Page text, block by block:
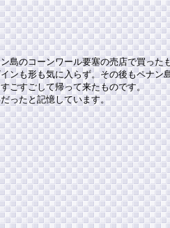
島のコーンワール要塞の売店で買った
ンも形も気に入らず。その後もペナン
ごすごして帰って来たものです。
ったと記憶しています。